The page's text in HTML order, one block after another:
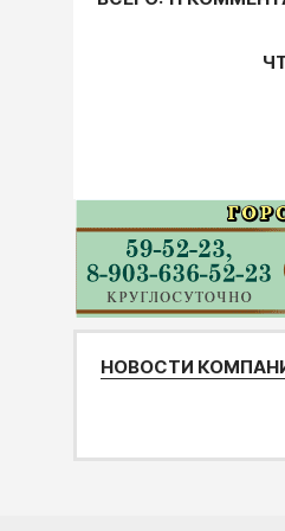
НОВОСТИ